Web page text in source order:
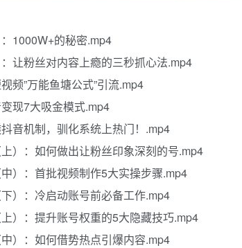
1000W+的秘密.mp4
让粉丝对内容上瘾的三秒抓心法.mp4
频”万能鱼塘公式”引流.mp4
现7大吸金模式.mp4
音机制，驯化系统上热门！.mp4
）：如何做出让粉丝印象深刻的号.mp4
）：首批视频制作5大实操步骤.mp4
）：冷启动账号前必备工作.mp4
）：提升账号权重的5大隐藏技巧.mp4
）：如何借势热点引爆内容.mp4